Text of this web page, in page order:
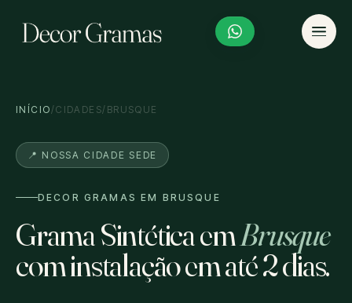
INÍCIO/CIDADES/ BRUSQUE
📍 NOSSA CIDADE SEDE
DECOR GRAMAS EM BRUSQUE
Grama Sintética emBrusque
com instalação em até 2 dias.